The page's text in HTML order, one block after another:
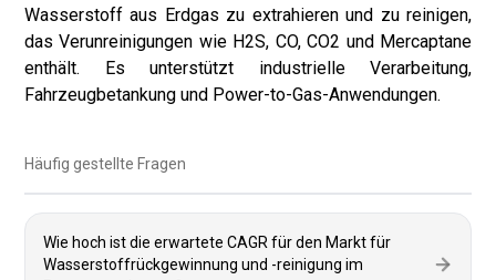
Wasserstoff aus Erdgas zu extrahieren und zu reinigen,
das Verunreinigungen wie H2S, CO, CO2 und Mercaptane
enthält. Es unterstützt industrielle Verarbeitung,
Fahrzeugbetankung und Power-to-Gas-Anwendungen.
Häufig gestellte Fragen
Wie hoch ist die erwartete CAGR für den Markt für
Wasserstoffrückgewinnung und -reinigung im